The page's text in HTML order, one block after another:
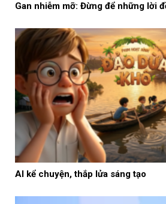
Gan nhiễm mỡ: Đừng để những lời
AI kể chuyện, thắp lửa sáng tạo